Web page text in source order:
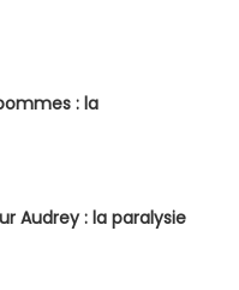
: la
Audrey : la paralysie